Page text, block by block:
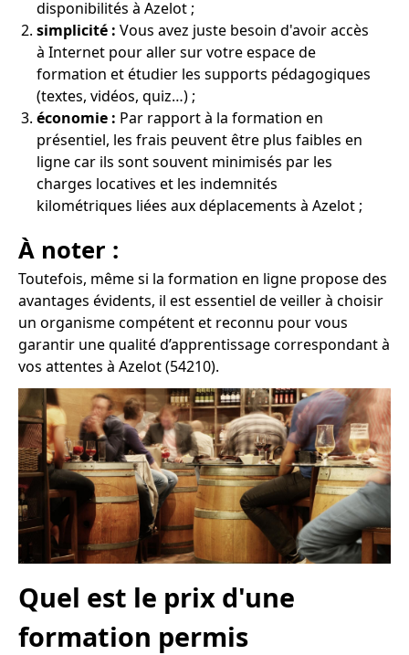
disponibilités à Azelot ;
simplicité : Vous avez juste besoin d'avoir accès
à Internet pour aller sur votre espace de
formation et étudier les supports pédagogiques
(textes, vidéos, quiz…) ;
économie : Par rapport à la formation en
présentiel, les frais peuvent être plus faibles en
ligne car ils sont souvent minimisés par les
charges locatives et les indemnités
kilométriques liées aux déplacements à Azelot ;
À noter :
Toutefois, même si la formation en ligne propose des
avantages évidents, il est essentiel de veiller à choisir
un organisme compétent et reconnu pour vous
garantir une qualité d’apprentissage correspondant à
vos attentes à Azelot (54210).
Quel est le prix d'une
formation permis